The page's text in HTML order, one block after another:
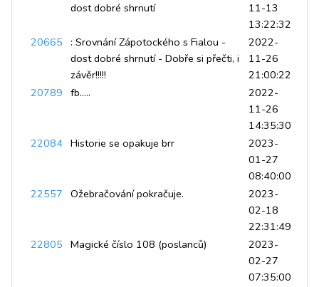
dost dobré shrnutí
11-13
13:22:32
20665
: Srovnání Zápotockého s Fialou -
dost dobré shrnutí - Dobře si přečti, i
závěr!!!!!
2022-
11-26
21:00:22
20789 fb.....
2022-
11-26
14:35:30
22084 Historie se opakuje brr
2023-
01-27
08:40:00
22557 Ožebračování pokračuje.
2023-
02-18
22:31:49
22805 Magické číslo 108 (poslanců)
2023-
02-27
07:35:00